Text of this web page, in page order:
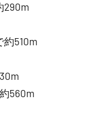
290m
510m
560m